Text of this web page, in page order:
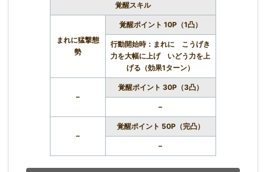
覚醒スキル
まれに猛撃態
勢
覚醒ポイント 10P（1凸）
行動開始時：まれに こうげき
力を大幅に上げ いどう力を上
げる（効果1ターン）
–
覚醒ポイント 30P（3凸）
–
–
覚醒ポイント 50P（完凸）
–